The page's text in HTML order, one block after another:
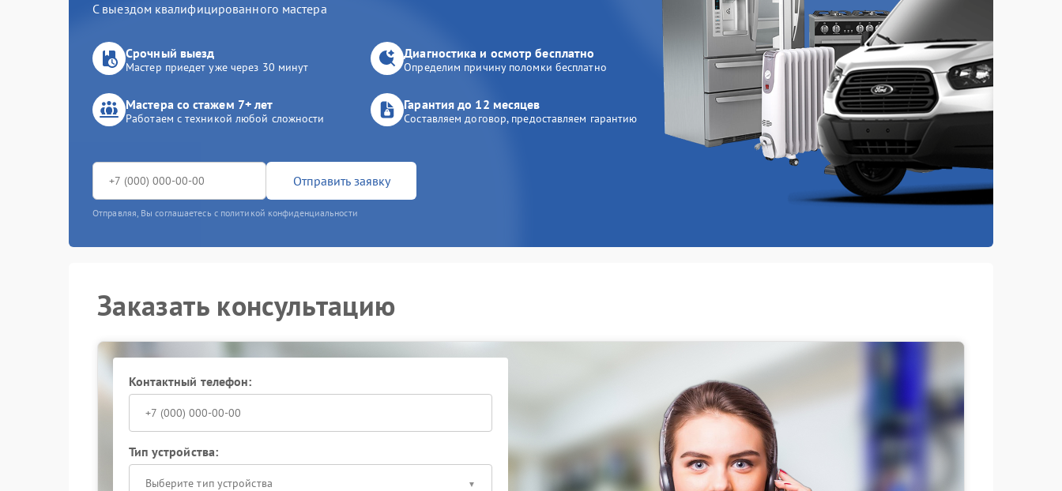
С выездом квалифицированного мастера
Срочный выезд
Мастер приедет уже через 30 минут
Диагностика и осмотр бесплатно
Определим причину поломки бесплатно
Мастера со стажем 7+ лет
Работаем с техникой любой сложности
Гарантия до 12 месяцев
Составляем договор, предоставляем гарантию
Отправить заявку
Отправляя, Вы соглашаетесь с политикой конфиденциальности
Заказать консультацию
Контактный телефон:
Тип устройства:
Выберите тип устройства